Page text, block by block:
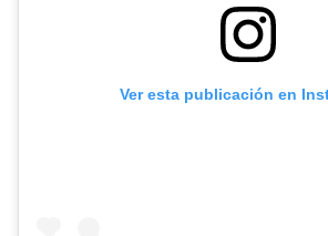
Ver esta publicación en